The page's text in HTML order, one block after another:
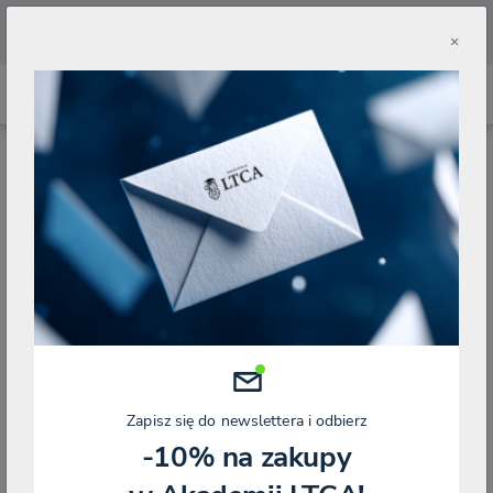
STRONA GŁÓWNA BLOG KSEF
Zmień widok: Pokazuje 1-10 z 265
×
Zapisz się do newslettera i odbierz
-10% na zakupy